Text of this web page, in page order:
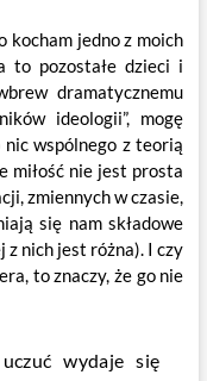
kocham jedno z moich
to pozostałe dzieci i
dramatycznemu
ideologii”, mogę
wspólnego z teorią
miłość nie jest prosta
zmiennych w czasie,
się nam składowe
z nich jest różna). I czy
to znaczy, że go nie
wydaje się